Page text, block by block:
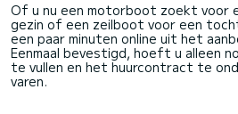
Of u nu een motorboot zoekt voor
gezin of een zeilboot voor een
een paar minuten online uit het
Eenmaal bevestigd, hoeft u alleen
te vullen en het huurcontract te
varen.